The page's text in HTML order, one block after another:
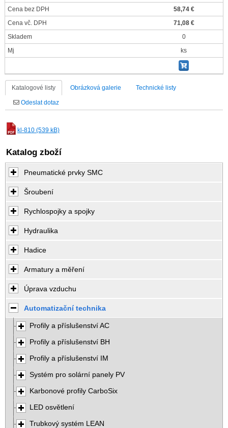
Cena bez DPH
58,74 €
Cena vč. DPH
71,08 €
Skladem
0
Mj
ks
Katalogové listy Obrázková galerie Technické listy
Odeslat dotaz
kl-810 (539 kB)
Katalog zboží
Pneumatické prvky SMC
Šroubení
Rychlospojky a spojky
Hydraulika
Hadice
Armatury a měření
Úprava vzduchu
Automatizační technika
Profily a příslušenství AC
Profily a příslušenství BH
Profily a příslušenství IM
Systém pro solární panely PV
Karbonové profily CarboSix
LED osvětlení
Trubkový systém LEAN